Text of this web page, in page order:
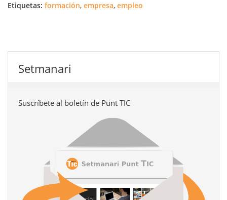
Etiquetas: formación, empresa, empleo
Setmanari
Suscríbete al boletín de Punt TIC